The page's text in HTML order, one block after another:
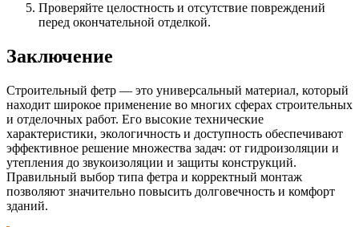
Проверяйте целостность и отсутствие повреждений
перед окончательной отделкой.
Заключение
Строительный фетр — это универсальный материал, который
находит широкое применение во многих сферах строительных
и отделочных работ. Его высокие технические
характеристики, экологичность и доступность обеспечивают
эффективное решение множества задач: от гидроизоляции и
утепления до звукоизоляции и защиты конструкций.
Правильный выбор типа фетра и корректный монтаж
позволяют значительно повысить долговечность и комфорт
зданий.